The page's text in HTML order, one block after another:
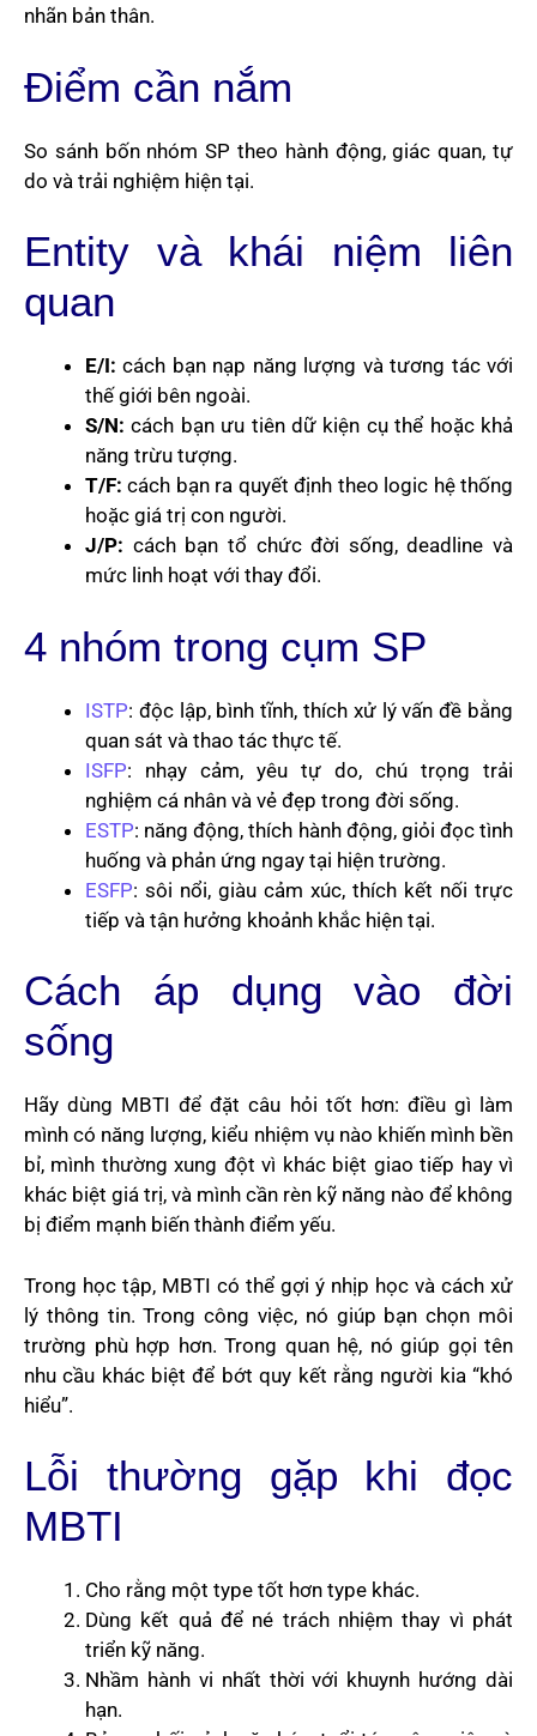
nhãn bản thân.
Điểm cần nắm
So sánh bốn nhóm SP theo hành động, giác quan, tự
do và trải nghiệm hiện tại.
Entity và khái niệm liên
quan
E/I: cách bạn nạp năng lượng và tương tác với
thế giới bên ngoài.
S/N: cách bạn ưu tiên dữ kiện cụ thể hoặc khả
năng trừu tượng.
T/F: cách bạn ra quyết định theo logic hệ thống
hoặc giá trị con người.
J/P: cách bạn tổ chức đời sống, deadline và
mức linh hoạt với thay đổi.
4 nhóm trong cụm SP
ISTP: độc lập, bình tĩnh, thích xử lý vấn đề bằng
quan sát và thao tác thực tế.
ISFP: nhạy cảm, yêu tự do, chú trọng trải
nghiệm cá nhân và vẻ đẹp trong đời sống.
ESTP: năng động, thích hành động, giỏi đọc tình
huống và phản ứng ngay tại hiện trường.
ESFP: sôi nổi, giàu cảm xúc, thích kết nối trực
tiếp và tận hưởng khoảnh khắc hiện tại.
Cách áp dụng vào đời
sống
Hãy dùng MBTI để đặt câu hỏi tốt hơn: điều gì làm
mình có năng lượng, kiểu nhiệm vụ nào khiến mình bền
bỉ, mình thường xung đột vì khác biệt giao tiếp hay vì
khác biệt giá trị, và mình cần rèn kỹ năng nào để không
bị điểm mạnh biến thành điểm yếu.
Trong học tập, MBTI có thể gợi ý nhịp học và cách xử
lý thông tin. Trong công việc, nó giúp bạn chọn môi
trường phù hợp hơn. Trong quan hệ, nó giúp gọi tên
nhu cầu khác biệt để bớt quy kết rằng người kia “khó
hiểu”.
Lỗi thường gặp khi đọc
MBTI
Cho rằng một type tốt hơn type khác.
Dùng kết quả để né trách nhiệm thay vì phát
triển kỹ năng.
Nhầm hành vi nhất thời với khuynh hướng dài
hạn.